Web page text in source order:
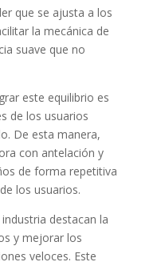
que se ajusta a los
la mecánica de
suave que no
este equilibrio es
de los usuarios
De esta manera,
con antelación y
de forma repetitiva
los usuarios.
destacan la
y mejorar los
veloces. Este